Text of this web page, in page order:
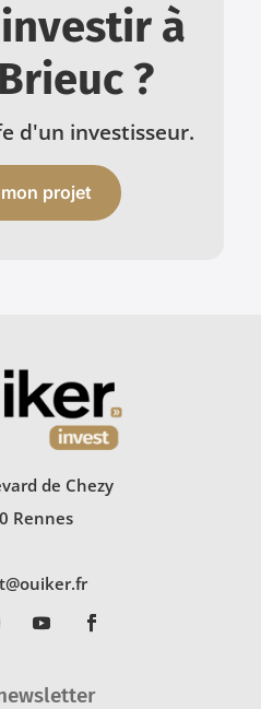
à
?
d'un investisseur.
projet
de Chezy
Rennes